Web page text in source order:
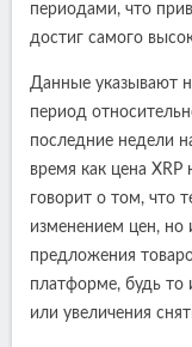
периодами, что
достиг самого
Данные указывают
период
последние недели
время как цена
говорит о том, что
изменением цен,
предложения
платформе, будь то
или увеличения